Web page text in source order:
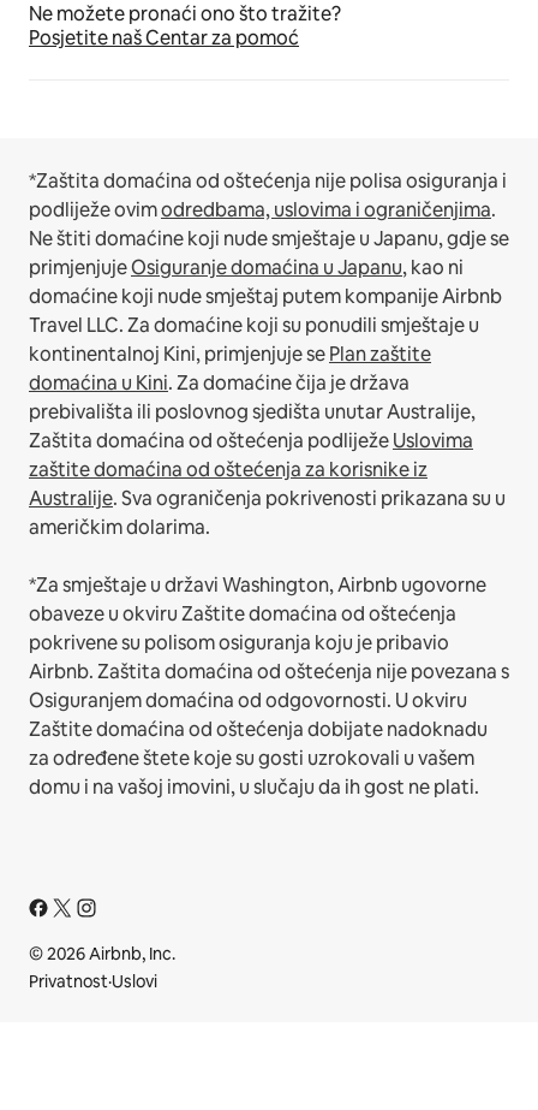
Ne možete pronaći ono što tražite?
Posjetite naš Centar za pomoć
*Zaštita domaćina od oštećenja nije polisa osiguranja i
podliježe ovimodredbama, uslovima i ograničenjima.
Ne štiti domaćine koji nude smještaje u Japanu, gdje se
primjenjujeOsiguranje domaćina u Japanu, kao ni
domaćine koji nude smještaj putem kompanije Airbnb
Travel LLC.Za domaćine koji su ponudili smještaje u
kontinentalnoj Kini, primjenjuje sePlan zaštite
domaćina u Kini.Za domaćine čija je država
prebivališta ili poslovnog sjedišta unutar Australije,
Zaštita domaćina od oštećenja podliježeUslovima
zaštite domaćina od oštećenja za korisnike iz
Australije. Sva ograničenja pokrivenosti prikazana su u
američkim dolarima.
*Za smještaje u državi Washington, Airbnb ugovorne
obaveze u okviru Zaštite domaćina od oštećenja
pokrivene su polisom osiguranja koju je pribavio
Airbnb. Zaštita domaćina od oštećenja nije povezana s
Osiguranjem domaćina od odgovornosti. U okviru
Zaštite domaćina od oštećenja dobijate nadoknadu
za određene štete koje su gosti uzrokovali u vašem
domu i na vašoj imovini, u slučaju da ih gost ne plati.
© 2026 Airbnb, Inc.
Privatnost·Uslovi